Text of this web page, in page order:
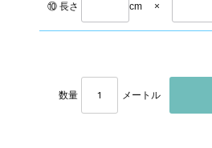
⑩ 長さ cm ×
数量 メートル